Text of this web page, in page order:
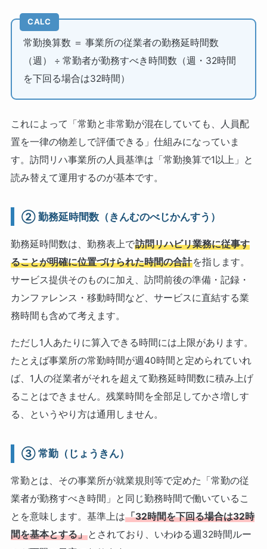
CALC
常勤換算数 ＝ 事業所の従業者の勤務延時間数
（週） ÷ 常勤者が勤務すべき時間数（週・32時間
を下回る場合は32時間）
これによって「常勤と非常勤が混在していても、人員配
置を一律の物差しで評価できる」仕組みになっていま
す。訪問リハ事業所の人員基準は「常勤換算で1以上」と
読み替えて運用するのが基本です。
② 勤務延時間数（きんむのべじかんすう）
勤務延時間数は、勤務表上で訪問リハビリ業務に従事す
ることが明確に位置づけられた時間の合計を指します。
サービス提供そのものに加え、訪問前後の準備・記録・
カンファレンス・移動時間など、サービスに直結する業
務時間も含めて考えます。
ただし1人あたりに算入できる時間には上限があります。
たとえば事業所の常勤時間が週40時間と定められていれ
ば、1人の従業者がそれを超えて勤務延時間数に積み上げ
ることはできません。残業時間を全部足してかさ増しす
る、というやり方は通用しません。
③ 常勤（じょうきん）
常勤とは、その事業所が就業規則等で定めた「常勤の従
業者が勤務すべき時間」と同じ勤務時間で働いているこ
とを意味します。基準上は「32時間を下回る場合は32時
間を基本とする」とされており、いわゆる週32時間ルー